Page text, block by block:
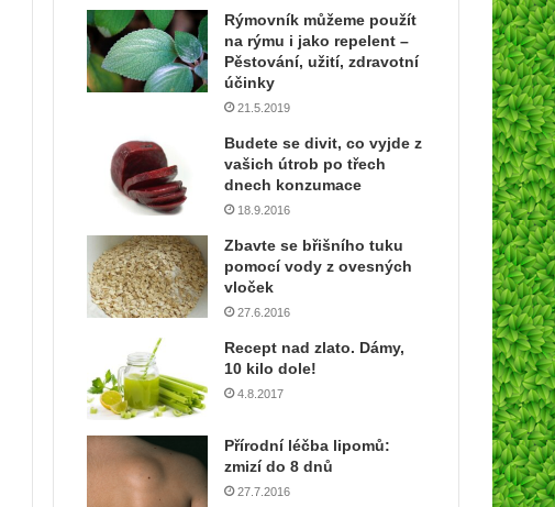
a
š
í
e
o
u
a
s
u
Rýmovník můžeme použít
na rýmu i jako repelent –
Pěstování, užití, zdravotní
účinky
21.5.2019
Budete se divit, co vyjde z
vašich útrob po třech
dnech konzumace
18.9.2016
Zbavte se břišního tuku
pomocí vody z ovesných
vloček
27.6.2016
Recept nad zlato. Dámy,
10 kilo dole!
4.8.2017
Přírodní léčba lipomů:
zmizí do 8 dnů
27.7.2016